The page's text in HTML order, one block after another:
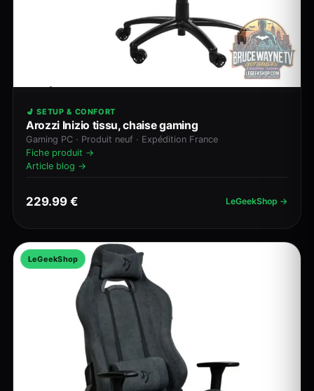
💺 SETUP & CONFORT
Arozzi Inizio tissu, chaise gaming
Gaming PC · Produit neuf · Expédition France
Fiche produit →
Article blog →
229.99 € LeGeekShop →
LeGeekShop